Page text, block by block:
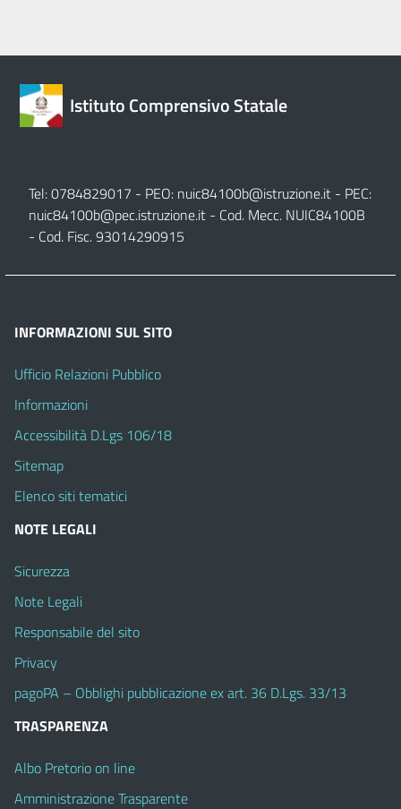
Istituto Comprensivo Statale
Tel: 0784829017 - PEO: nuic84100b@istruzione.it - PEC:
nuic84100b@pec.istruzione.it - Cod. Mecc. NUIC84100B
- Cod. Fisc. 93014290915
INFORMAZIONI SUL SITO
Ufficio Relazioni Pubblico
Informazioni
Accessibilità D.Lgs 106/18
Sitemap
Elenco siti tematici
NOTE LEGALI
Sicurezza
Note Legali
Responsabile del sito
Privacy
pagoPA – Obblighi pubblicazione ex art. 36 D.Lgs. 33/13
TRASPARENZA
Albo Pretorio on line
Amministrazione Trasparente